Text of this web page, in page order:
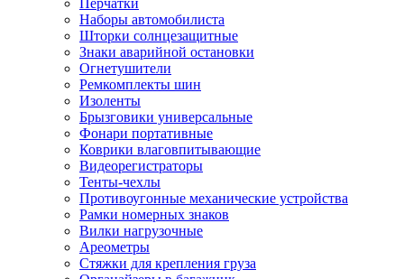
Перчатки
Наборы автомобилиста
Шторки солнцезащитные
Знаки аварийной остановки
Огнетушители
Ремкомплекты шин
Изоленты
Брызговики универсальные
Фонари портативные
Коврики влаговпитывающие
Видеорегистраторы
Тенты-чехлы
Противоугонные механические устройства
Рамки номерных знаков
Вилки нагрузочные
Ареометры
Стяжки для крепления груза